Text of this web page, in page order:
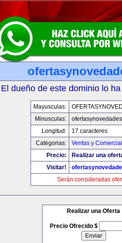
El dueño de este dominio lo
Mayusculas:
Minusculas:
Longitud:
17 caracteres
Categorias:
Ventas y
Precio:
Realizar una
Visitar!
Serán consideradas
Realizar una Oferta
Precio Ofrecido $